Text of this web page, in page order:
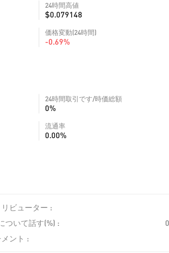
24時間高値
$0.079148
価格変動(24時間)
-0.69%
24時間取引です/時価総額
0%
流通率
0.00%
ビューター :
ついて話す(%) :
ント :